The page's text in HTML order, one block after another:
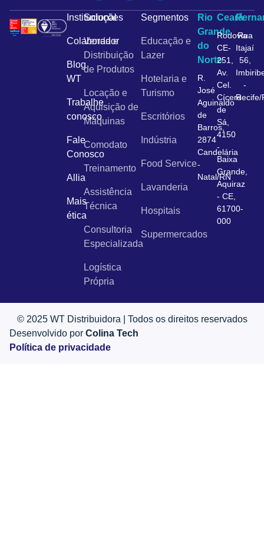
Institucional
Colaborador
Blog
WT
Trabalhe
conosco
Fale
Conosco
Allia
Mais
ética
Soluções
Venda e
Distribuição
de Produtos
Locação e
Aquisição de
Máquinas
Comodato
Treinamento
Assistência
Técnica
Consultoria
Especializada
Logística
Própria
Segmentos
Educação e
Lazer
Hotelaria e
Turismo
Escritórios
Indústria
Food Service
Lavanderia
Hospitais
Supermercados
Rio
Grande
do
Norte
R.
José
Aguinaldo
de
Barros,
2874
Candelária
-
Natal/RN
Ceará
Rodovia
CE-
251,
Av.
Cel.
Cícero
de
Sá,
4150
-
Baixa
Grande,
Aquiraz
- CE,
61700-
000
Rua
Itajaí
56,
-
Recife/
© 2025 WT Distribuidora | Todos os direitos reservados
Desenvolvido por Colina Tech
Política de privacidade